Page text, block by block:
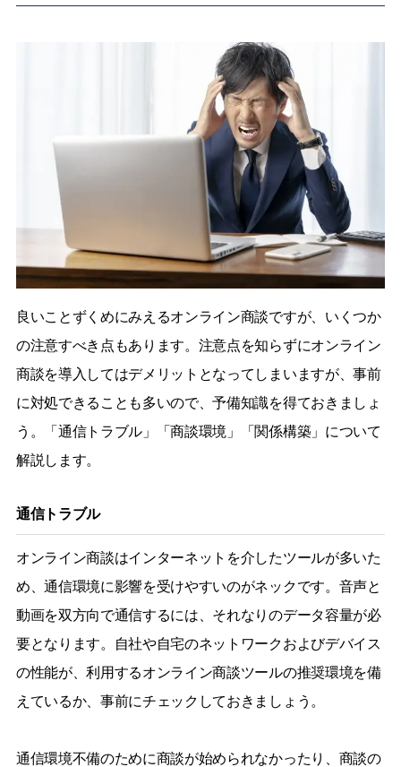
良いことずくめにみえるオンライン商談ですが、いくつか
の注意すべき点もあります。注意点を知らずにオンライン
商談を導入してはデメリットとなってしまいますが、事前
に対処できることも多いので、予備知識を得ておきましょ
う。「通信トラブル」「商談環境」「関係構築」について
解説します。
通信トラブル
オンライン商談はインターネットを介したツールが多いた
め、通信環境に影響を受けやすいのがネックです。音声と
動画を双方向で通信するには、それなりのデータ容量が必
要となります。自社や自宅のネットワークおよびデバイス
の性能が、利用するオンライン商談ツールの推奨環境を備
えているか、事前にチェックしておきましょう。
通信環境不備のために商談が始められなかったり、商談の